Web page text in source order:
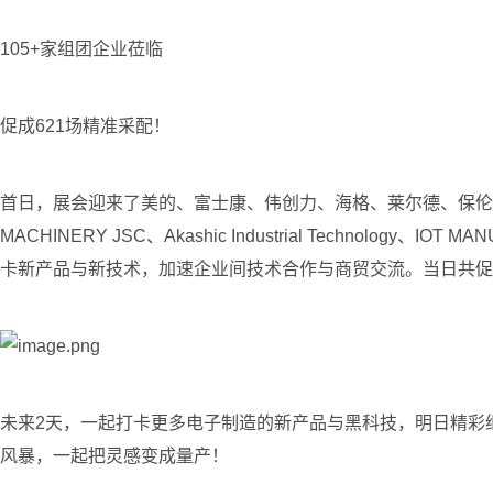
105+家组团企业莅临
促成621场精准采配！
首日，展会迎来了美的、富士康、伟创力、海格、莱尔德、保
MACHINERY JSC、Akashic Industrial Technology、IOT
卡新产品与新技术，加速企业间技术合作与商贸交流。当日共
未来2天，一起打卡更多电子制造的新产品与黑科技，明日精
风暴，一起把灵感变成量产！